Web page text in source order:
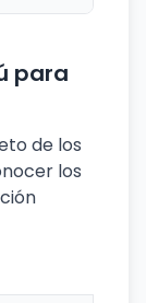
para
de los
los